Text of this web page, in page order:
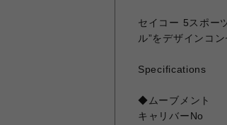
セイコー 5スポー
ル”をデザインコ
Specifications
◆ムーブメント
キャリバーNo